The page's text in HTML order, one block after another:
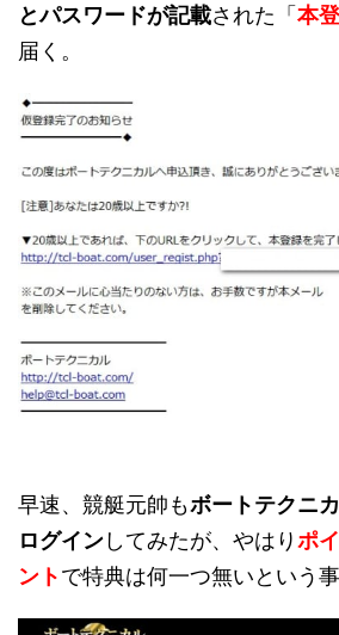
とパスワードが記載された「本
届く。
早速、競艇元帥もボートテクニ
ログインしてみたが、やはりポ
ントで特典は何一つ無いという